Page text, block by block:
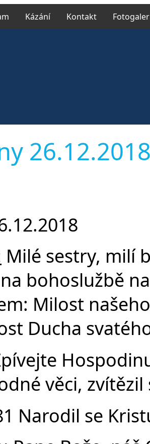
Kázání Kontakt
Milé sestry, milí
bohoslužbě
Milost
Ducha
věci,
Narodil se